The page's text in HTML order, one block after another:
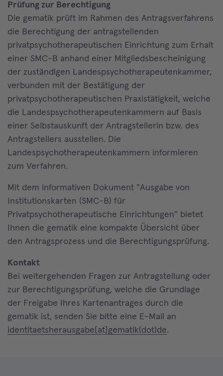
Prüfung zur Berechtigung
Die gematik prüft im Rahmen des Antragsverfahrens
die Berechtigung der antragstellenden
privatpsychotherapeutischen Einrichtung zum Erhalt
einer SMC-B anhand einer Mitgliedsbescheinigung
der zuständigen Landespsychotherapeutenkammer,
verbunden mit der Bestätigung der
privatpsychotherapeutischen Praxistätigkeit, welche
die Landespsychotherapeutenkammern auf Basis
einer Selbstauskunft der Antragstellerin bzw. des
Antragstellers ausstellen. Die
Landespsychotherapeutenkammern informieren
zum Verfahren.
Mit dem informativen Dokument "Ausgabe von
Institutionskarten (SMC-B) für
Privatpsychotherapeutische Einrichtungen" bietet
Ihnen die gematik eine kompakte Übersicht über
den Antragsprozess und die Berechtigungsprüfung.
Kontakt
Bei weitergehenden Fragen zur Antragstellung oder
zur Berechtigungsprüfung, welche die Grundlage
der Freigabe Ihres Kartenantrages durch die
gematik ist, senden Sie bitte eine E-Mail an
identitaetsherausgabe[at]gematik(dot)de.